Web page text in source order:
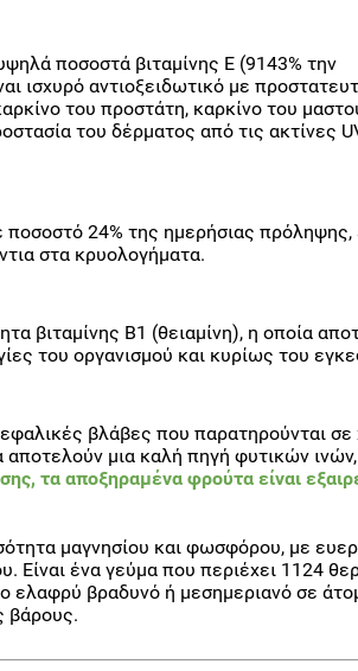
ποσοστά βιταμίνης Ε (9143% την
ισχυρό αντιοξειδωτικό με
του προστάτη, καρκίνο του
του δέρματος από τις ακτίνες
ποσοστό 24% της ημερήσιας πρόληψης,
στα κρυολογήματα.
βιταμίνης Β1 (θειαμίνη), η οποία
του οργανισμού και κυρίως του
βλάβες που παρατηρούνται σε
αποτελούν μια καλή πηγή φυτικών ινών,
τα αποξηραμένα φρούτα είναι
μαγνησίου και φωσφόρου, με
ένα γεύμα που περιέχει 1124
ελαφρύ βραδυνό ή μεσημεριανό σε
βάρους.